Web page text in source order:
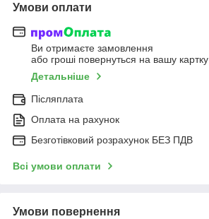
Умови оплати
Ви отримаєте замовлення
або гроші повернуться на вашу картку
Детальніше
Післяплата
Оплата на рахунок
Безготівковий розрахунок БЕЗ ПДВ
Всі умови оплати
Умови повернення